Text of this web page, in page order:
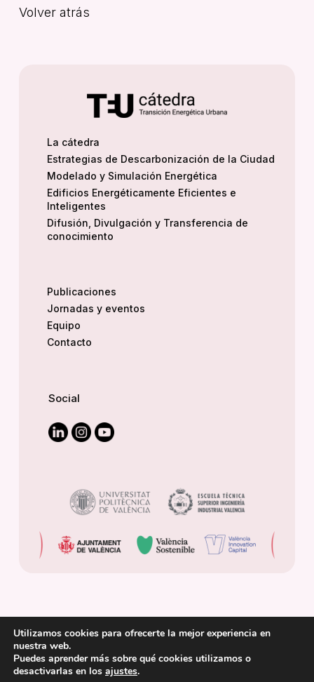
Volver atrás
La cátedra
Estrategias de Descarbonización de la Ciudad
Modelado y Simulación Energética
Edificios Energéticamente Eficientes e
Inteligentes
Difusión, Divulgación y Transferencia de
conocimiento
Publicaciones
Jornadas y eventos
Equipo
Contacto
Social
© 2025 Cátedra de Transición Energética Urbana.
Utilizamos cookies para ofrecerte la mejor experiencia en
nuestra web.
Puedes aprender más sobre qué cookies utilizamos o
desactivarlas en los ajustes.